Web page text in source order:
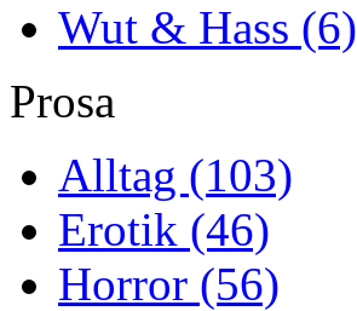
Wut & Hass (6)
Prosa
Alltag (103)
Erotik (46)
Horror (56)